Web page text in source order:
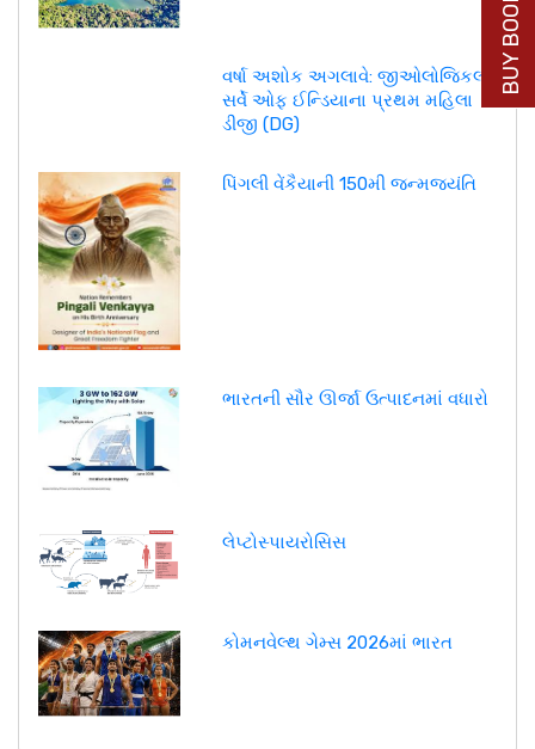
વર્ષા અશોક અગલાવે: જીઓલોજિકલ
સર્વે ઓફ ઈન્ડિયાના પ્રથમ મહિલા
ડીજી (DG)
પિંગલી વેંકૈયાની 150મી જન્મજયંતિ
ભારતની સૌર ઊર્જા ઉત્પાદનમાં વધારો
લેપ્ટોસ્પાયરોસિસ
કોમનવેલ્થ ગેમ્સ 2026માં ભારત